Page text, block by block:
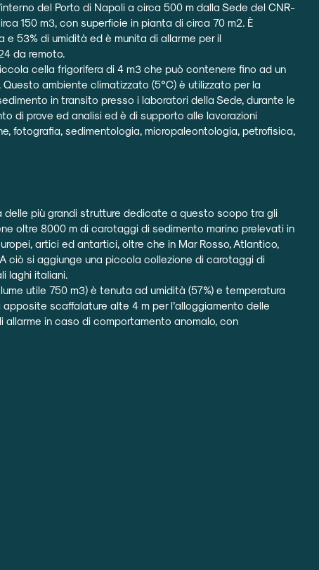
del Porto di Napoli a circa 500 m dalla Sede del CNR-
150 m3, con superficie in pianta di circa 70 m2. È
53% di umidità ed è munita di allarme per il
da remoto.
cella frigorifera di 4 m3 che può contenere fino ad un
ambiente climatizzato (5°C) è utilizzato per la
in transito presso i laboratori della Sede, durante le
di prove ed analisi ed è di supporto alle lavorazioni
fotografia, sedimentologia, micropaleontologia, petrofisica,
delle più grandi strutture dedicate a questo scopo tra gli
oltre 8000 m di carotaggi di sedimento marino prelevati in
artici ed antartici, oltre che in Mar Rosso, Atlantico,
ciò si aggiunge una piccola collezione di carotaggi di
laghi italiani.
utile 750 m3) è tenuta ad umidità (57%) e temperatura
scaffalature alte 4 m per l’alloggiamento delle
in caso di comportamento anomalo, con